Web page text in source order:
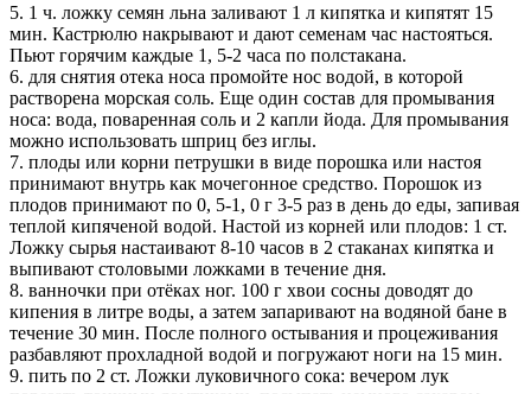
5. 1 ч. ложку семян льна заливают 1 л кипятка и кипятят 15
мин. Кастрюлю накрывают и дают семенам час настояться.
Пьют горячим каждые 1, 5-2 часа по полстакана.
6. для снятия отека носа промойте нос водой, в которой
растворена морская соль. Еще один состав для промывания
носа: вода, поваренная соль и 2 капли йода. Для промывания
можно использовать шприц без иглы.
7. плоды или корни петрушки в виде порошка или настоя
принимают внутрь как мочегонное средство. Порошок из
плодов принимают по 0, 5-1, 0 г 3-5 раз в день до еды, запивая
теплой кипяченой водой. Настой из корней или плодов: 1 ст.
Ложку сырья настаивают 8-10 часов в 2 стаканах кипятка и
выпивают столовыми ложками в течение дня.
8. ванночки при отёках ног. 100 г хвои сосны доводят до
кипения в литре воды, а затем запаривают на водяной бане в
течение 30 мин. После полного остывания и процеживания
разбавляют прохладной водой и погружают ноги на 15 мин.
9. пить по 2 ст. Ложки луковичного сока: вечером лук